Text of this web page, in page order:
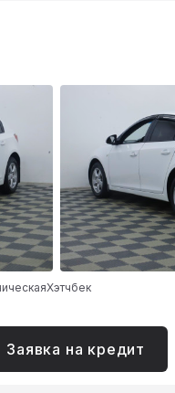
Хэтчбек
Заявка на кредит